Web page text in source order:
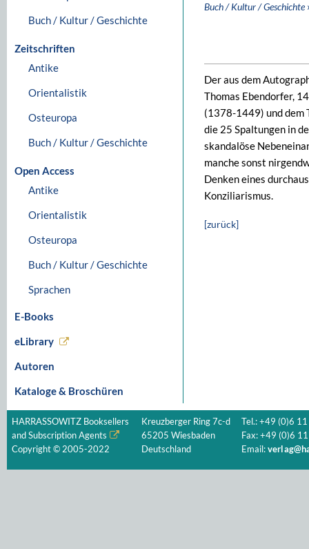
Buch / Kultur / Geschichte
Zeitschriften
Antike
Orientalistik
Osteuropa
Buch / Kultur / Geschichte
Open Access
Antike
Orientalistik
Osteuropa
Buch / Kultur / Geschichte
Sprachen
E-Books
eLibrary
Autoren
Kataloge & Broschüren
Buch / Kultur / Geschichte
Der aus dem
Thomas Ebendorfer,
(1378-1449) und dem
die 25 Spaltungen in
skandalöse
manche sonst
Denken eines
Konziliarismus.
[zurück]
HARRASSOWITZ Booksellers
and Subscription Agents
Copyright © 2005-2022
Kreuzberger Ring 7c-d
65205 Wiesbaden
Deutschland
Tel.: +49 (0)6
Fax: +49 (0)6
Email: